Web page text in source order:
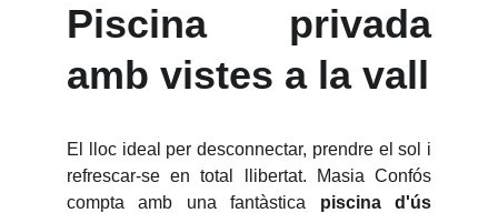
Piscina privada
amb vistes a la vall
El lloc ideal per desconnectar, prendre el sol i
refrescar-se en total llibertat. Masia Confós
compta amb una fantàstica piscina d'ús